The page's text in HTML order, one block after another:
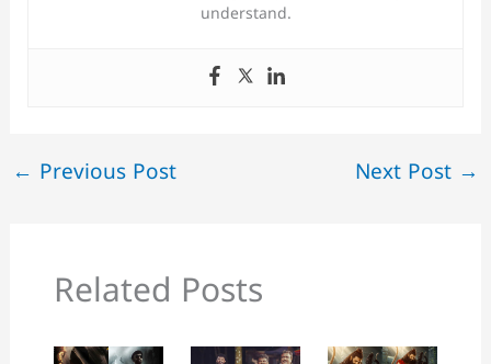
understand.
← Previous Post Next Post →
Related Posts